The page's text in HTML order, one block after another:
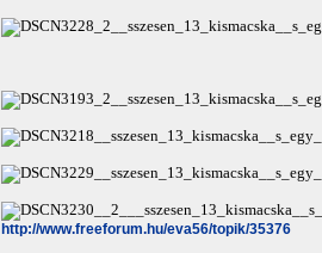
http://www.freeforum.hu/eva56/topik/35376